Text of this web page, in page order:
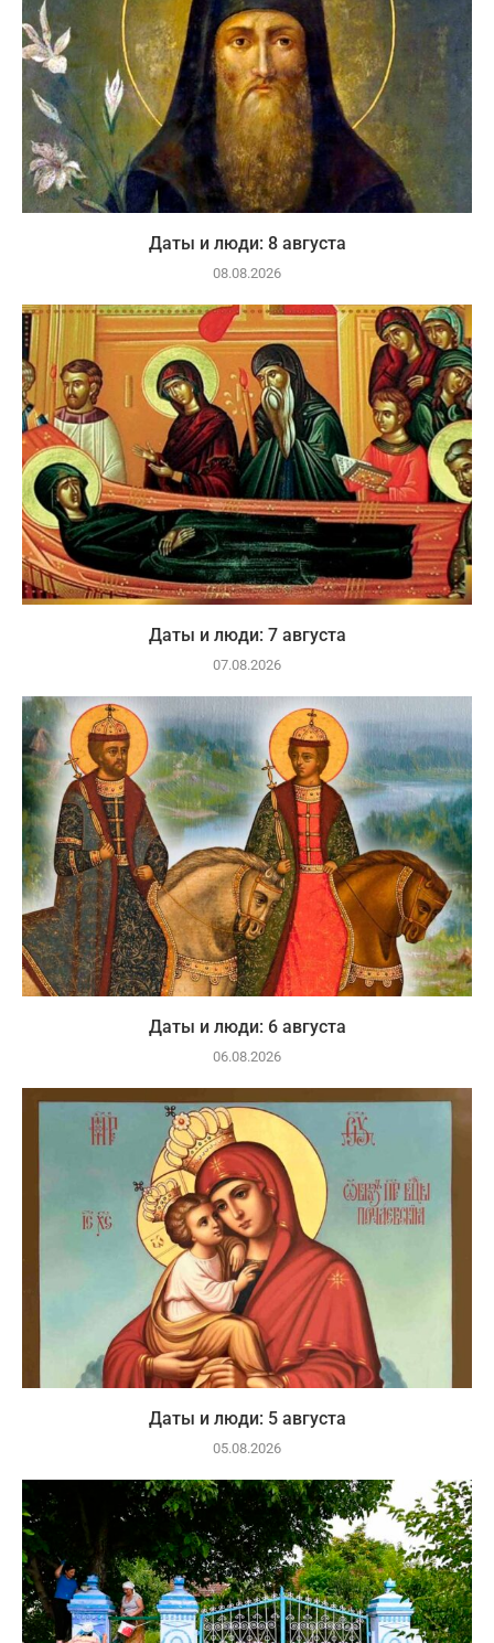
Даты и люди: 8 августа
08.08.2026
Даты и люди: 7 августа
07.08.2026
Даты и люди: 6 августа
06.08.2026
Даты и люди: 5 августа
05.08.2026